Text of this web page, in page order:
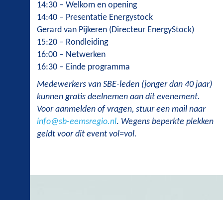
14:30 – Welkom en opening
14:40 – Presentatie Energystock
Gerard van Pijkeren (Directeur EnergyStock)
15:20 – Rondleiding
16:00 – Netwerken
16:30 – Einde programma
Medewerkers van SBE-leden (jonger dan 40 jaar)
kunnen gratis deelnemen aan dit evenement.
Voor aanmelden of vragen, stuur een mail naar
info@sb-eemsregio.nl. Wegens beperkte plekken
geldt voor dit event vol=vol.